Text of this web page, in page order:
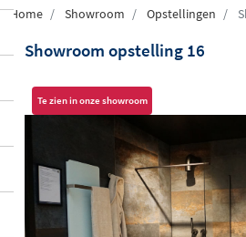
Home Showroom Opstellingen
Showroom opstelling 16
Te zien in onze showroom